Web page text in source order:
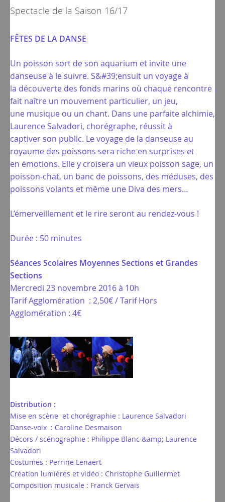
Spectacle de la Saison 16/17
FÊTES DE LA DANSE
Un poisson sort de son aquarium et invite une
danseuse à le suivre. S&#39;ensuit un voyage à
la découverte des fonds marins où chaque rencontre
fait naître un mouvement particulier, un jeu,
une musique ou un chant. Dans une parfaite alchimie,
Laurence Salvadori, chorégraphe, réussit à
captiver son public. Le voyage de la danseuse au
royaume des poissons sera riche en surprises et
en émotions. Elle y croisera un vieux poisson sage, un
poisson-chat, un banc de poissons, des méduses, des
poissons volants et même une Diva des mers…
L’émerveillement et le rire seront au rendez-vous !
Durée : 50 minutes
Séances Scolaires Moyennes Sections et Grandes
Sections
Mercredi 23 novembre 2016 à 10h
Tarif Agglomération : 2,50€ / Tarif Hors
Agglomération : 4€
Distribution :
Mise en scène et chorégraphie : Laurence Salvadori
Danse-voix : Caroline Desmaison
Décors / scénographie : Philippe Blanc &amp; Laurence
Salvadori
Costumes : Perrine Lenaert
Création lumières et vidéo : Christophe Guillermet
Composition musicale : Franck Gervais